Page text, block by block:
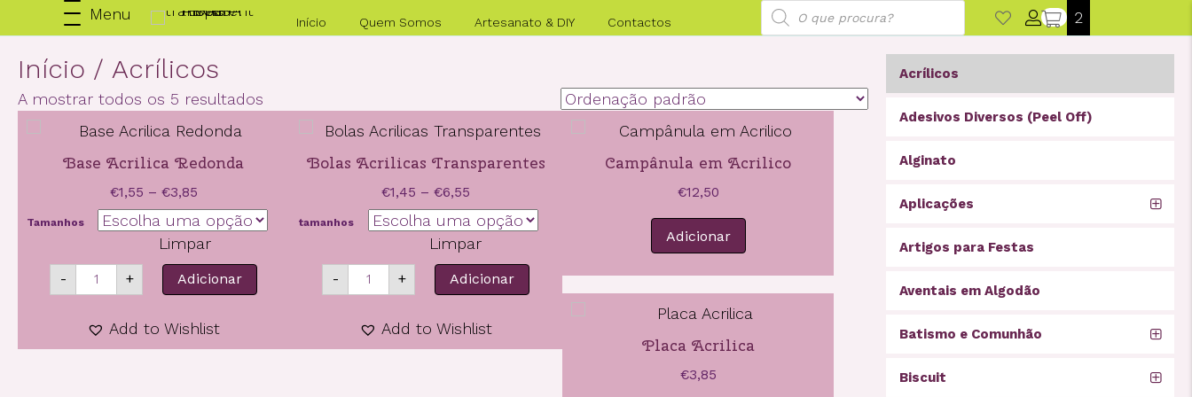
Menu Início Quem Somos Artesanato & DIY Contactos
Products
search
2
Início / Acrílicos
A mostrar todos os 5 resultados
Base Acrilica Redonda
€1,55 – €3,85Price
range:
€1,55
through
€3,85
Tamanhos
Limpar
-
Quantidade
de
Acrilica
Redonda
+ Adicionar
Add to Wishlist
Bolas Acrilicas Transparentes
€1,45 – €6,55
range:
€1,45
through
€6,55
tamanhos
Limpar
-
Quantidade
de
Acrilicas
Transparentes
+ Adicionar
Add to Wishlist
Campânula em Acrilico
€12,50
Adicionar
Placa Acrilica
€3,85
Acrílicos
Adesivos Diversos (Peel Off)
Alginato
Aplicações
Artigos para Festas
Aventais em Algodão
Batismo e Comunhão
Biscuit